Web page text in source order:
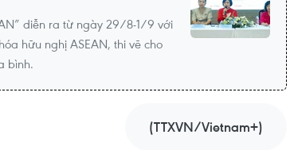
diễn ra từ ngày 29/8-1/9 với
hữu nghị ASEAN, thi vẽ cho
bình.
(TTXVN/Vietnam+)